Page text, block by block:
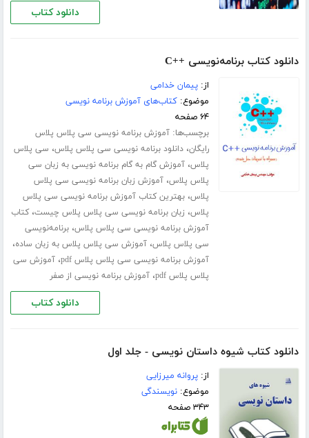
دانلود کتاب
دانلود کتاب برنامه‌نویسی ++C
از:پیمان خدامی
موضوع:کتاب‌های آموزش برنامه نویسی
۶۴ صفحه
برچسب‌ها:آموزش برنامه نویسی سی پلاس پلاس
رایگان،دانلود برنامه نویسی سی پلاس پلاس، سی پلاس
پلاس،آموزش گام به گام برنامه نویسی به زبان سی
پلاس پلاس،آموزش زبان برنامه نویسی سی پلاس
پلاس،بهترین کتاب آموزش برنامه نویسی سی پلاس
پلاس، زبان برنامه نویسی سی پلاس پلاس چیست،کتاب
آموزش برنامه نویسی سی پلاس پلاس،برنامه‌نویسی
سی پلاس پلاس،آموزش سی پلاس پلاس به زبان ساده،
آموزش برنامه نویسی سی پلاس پلاس pdf ،آموزش سی
پلاس پلاس pdf
،آموزش برنامه نویسی از صفر
دانلود کتاب
دانلود کتاب شیوه داستان نویسی - جلد اول
از:پروانه میرزایی
موضوع:نویسندگی
۳۴۳ صفحه